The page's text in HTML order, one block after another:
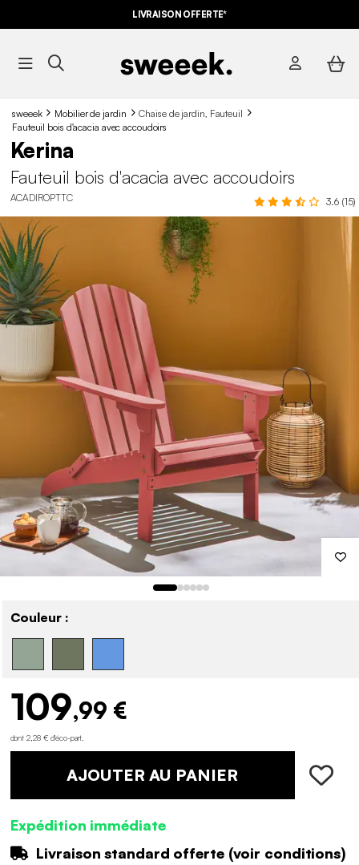
LIVRAISON OFFERTE*
sweeek Mobilier de jardin
Chaise de jardin, Fauteuil
Fauteuil bois d'acacia avec accoudoirs
Kerina
Fauteuil bois d'acacia avec accoudoirs
ACADIROPTTC 3.6 (15)
Couleur :
109,99 €
dont 2,28 € d'éco-part
AJOUTER AU PANIER
Expédition immédiate
Livraison standard offerte (voir conditions)